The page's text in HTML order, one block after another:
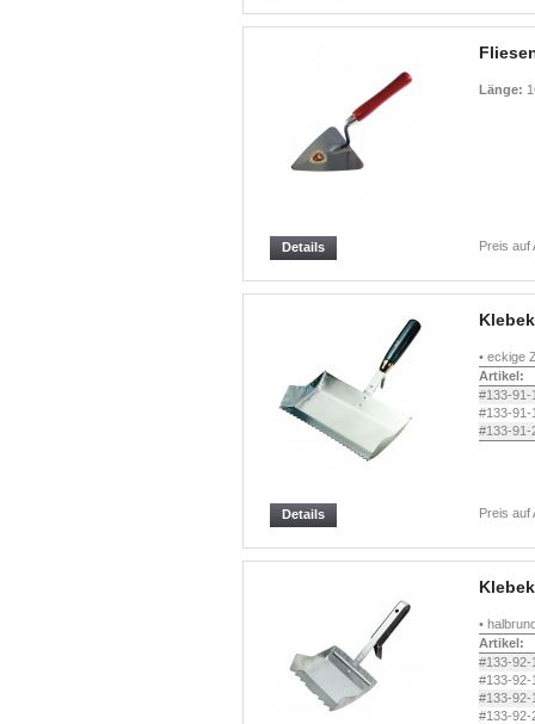
Länge:
Preis auf
Details
• eckige
Artikel:
#133-91-
#133-91-
#133-91-
Preis auf
Details
•
Artikel:
#133-92-
#133-92-
#133-92-
#133-92-